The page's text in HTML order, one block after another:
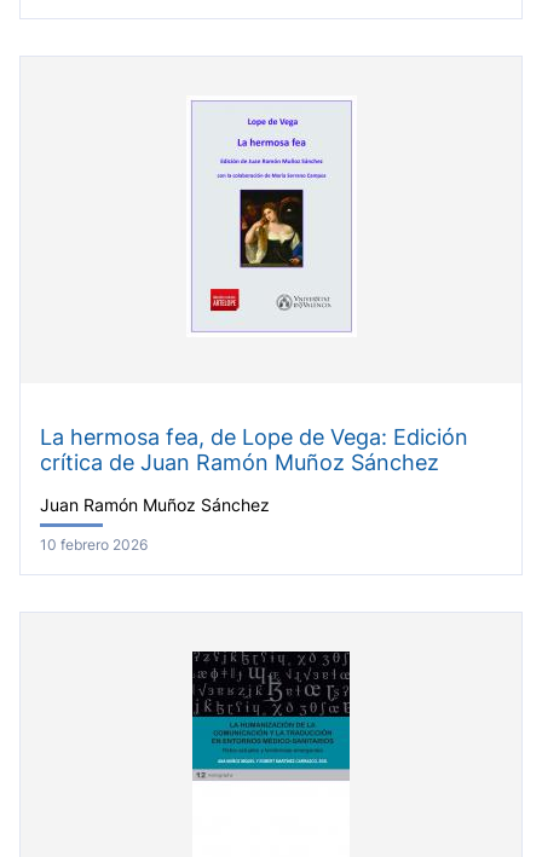
La hermosa fea, de Lope de Vega: Edición
crítica de Juan Ramón Muñoz Sánchez
Juan Ramón Muñoz Sánchez
10 febrero 2026